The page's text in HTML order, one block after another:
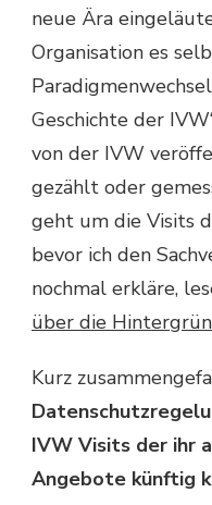
neue Ära
Organisation es
Geschichte der
von der IVW
gezählt oder
geht um die Visits
bevor ich den
nochmal erkläre,
über die
Kurz
IVW Visits der ihr
Angebote künftig